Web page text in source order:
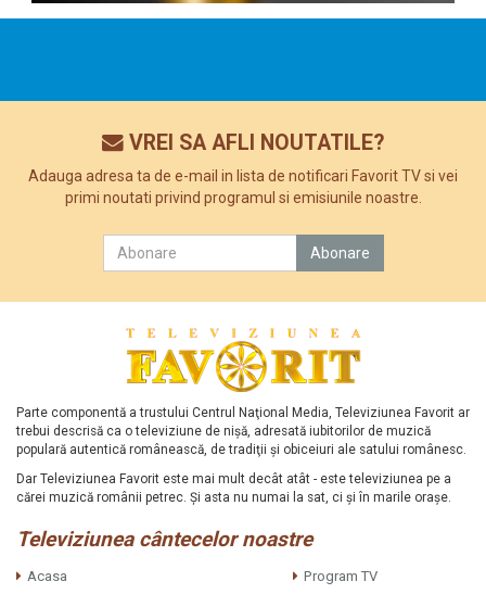
VREI SA AFLI NOUTATILE?
Adauga adresa ta de e-mail in lista de notificari Favorit TV si vei
primi noutati privind programul si emisiunile noastre.
Parte componentă a trustului Centrul Naţional Media, Televiziunea Favorit ar
trebui descrisă ca o televiziune de nişă, adresată iubitorilor de muzică
populară autentică românească, de tradiţii şi obiceiuri ale satului românesc.
Dar Televiziunea Favorit este mai mult decât atât - este televiziunea pe a
cărei muzică românii petrec. Şi asta nu numai la sat, ci şi în marile oraşe.
Televiziunea cântecelor noastre
Acasa
Program TV